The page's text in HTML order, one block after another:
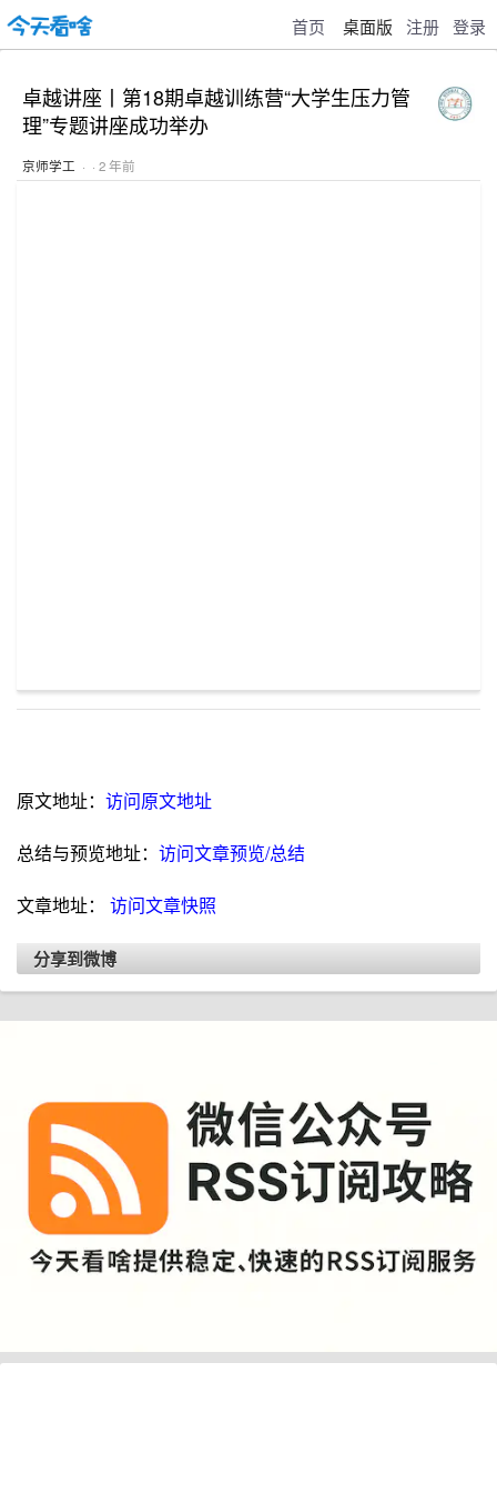
首页 桌面版 注册 登录
卓越讲座丨第18期卓越训练营“大学生压力管
理”专题讲座成功举办
京师学工 · · 2 年前
原文地址： 访问原文地址
总结与预览地址： 访问文章预览/总结
文章地址： 访问文章快照
分享到微博